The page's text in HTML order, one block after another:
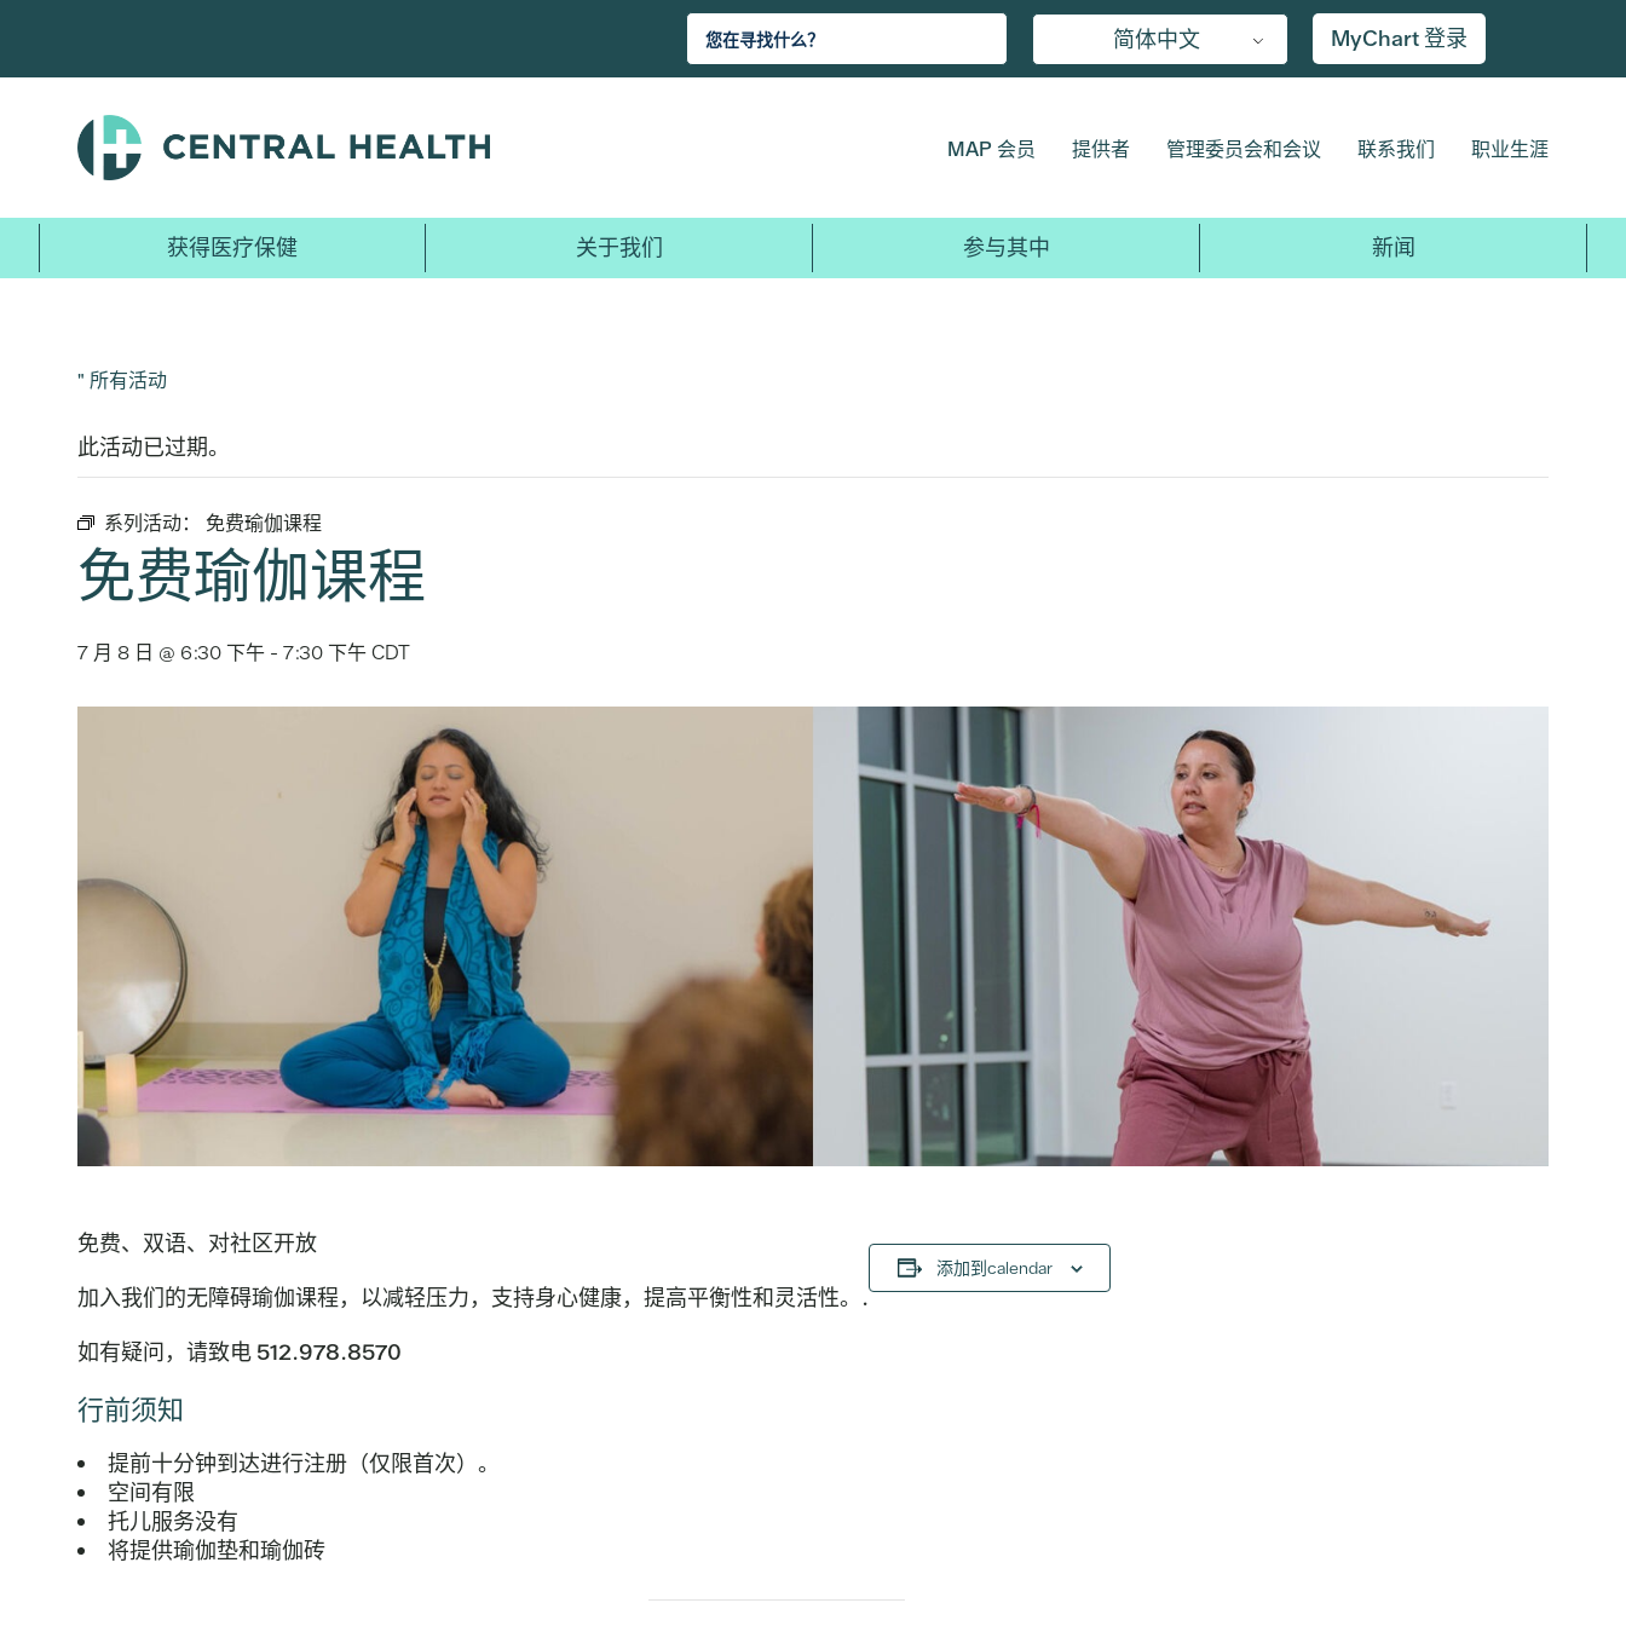
主
简体中文 MyChart 登录
MAP 会员 提供者 管理委员会和会议 联系我们 职业生涯
获得医疗保健 关于我们 参与其中 新闻
" 所有活动
此活动已过期。
系列活动： 免费瑜伽课程
免费瑜伽课程
7 月 8 日 @ 6:30 下午 - 7:30 下午CDT
免费、双语、对社区开放
加入我们的无障碍瑜伽课程，以减轻压力，支持身心健康，提高平衡性和灵活性。.
如有疑问，请致电 512.978.8570
行前须知
提前十分钟到达进行注册（仅限首次）。
空间有限
托儿服务没有
将提供瑜伽垫和瑜伽砖
添加到calendar